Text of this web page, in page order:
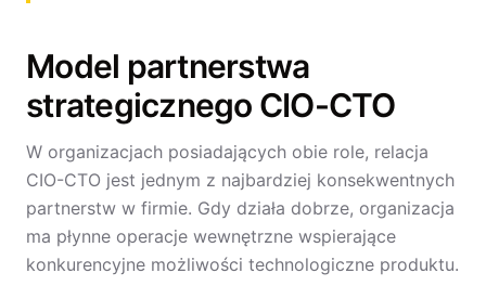
Model partnerstwa
strategicznego CIO-CTO
W organizacjach posiadających obie role, relacja
CIO-CTO jest jednym z najbardziej konsekwentnych
partnerstw w firmie. Gdy działa dobrze, organizacja
ma płynne operacje wewnętrzne wspierające
konkurencyjne możliwości technologiczne produktu.